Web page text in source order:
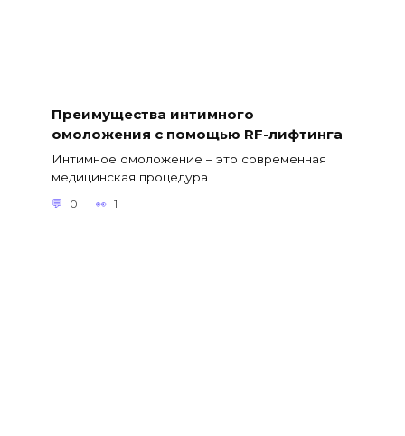
Преимущества интимного
омоложения с помощью RF-лифтинга
Интимное омоложение – это современная
медицинская процедура
0 1